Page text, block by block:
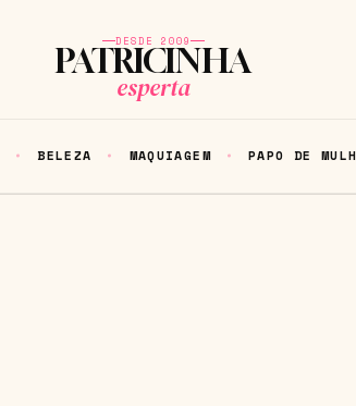
DESDE 2009
PATRICINHA
esperta
BELEZA MAQUIAGEM PAPO DE